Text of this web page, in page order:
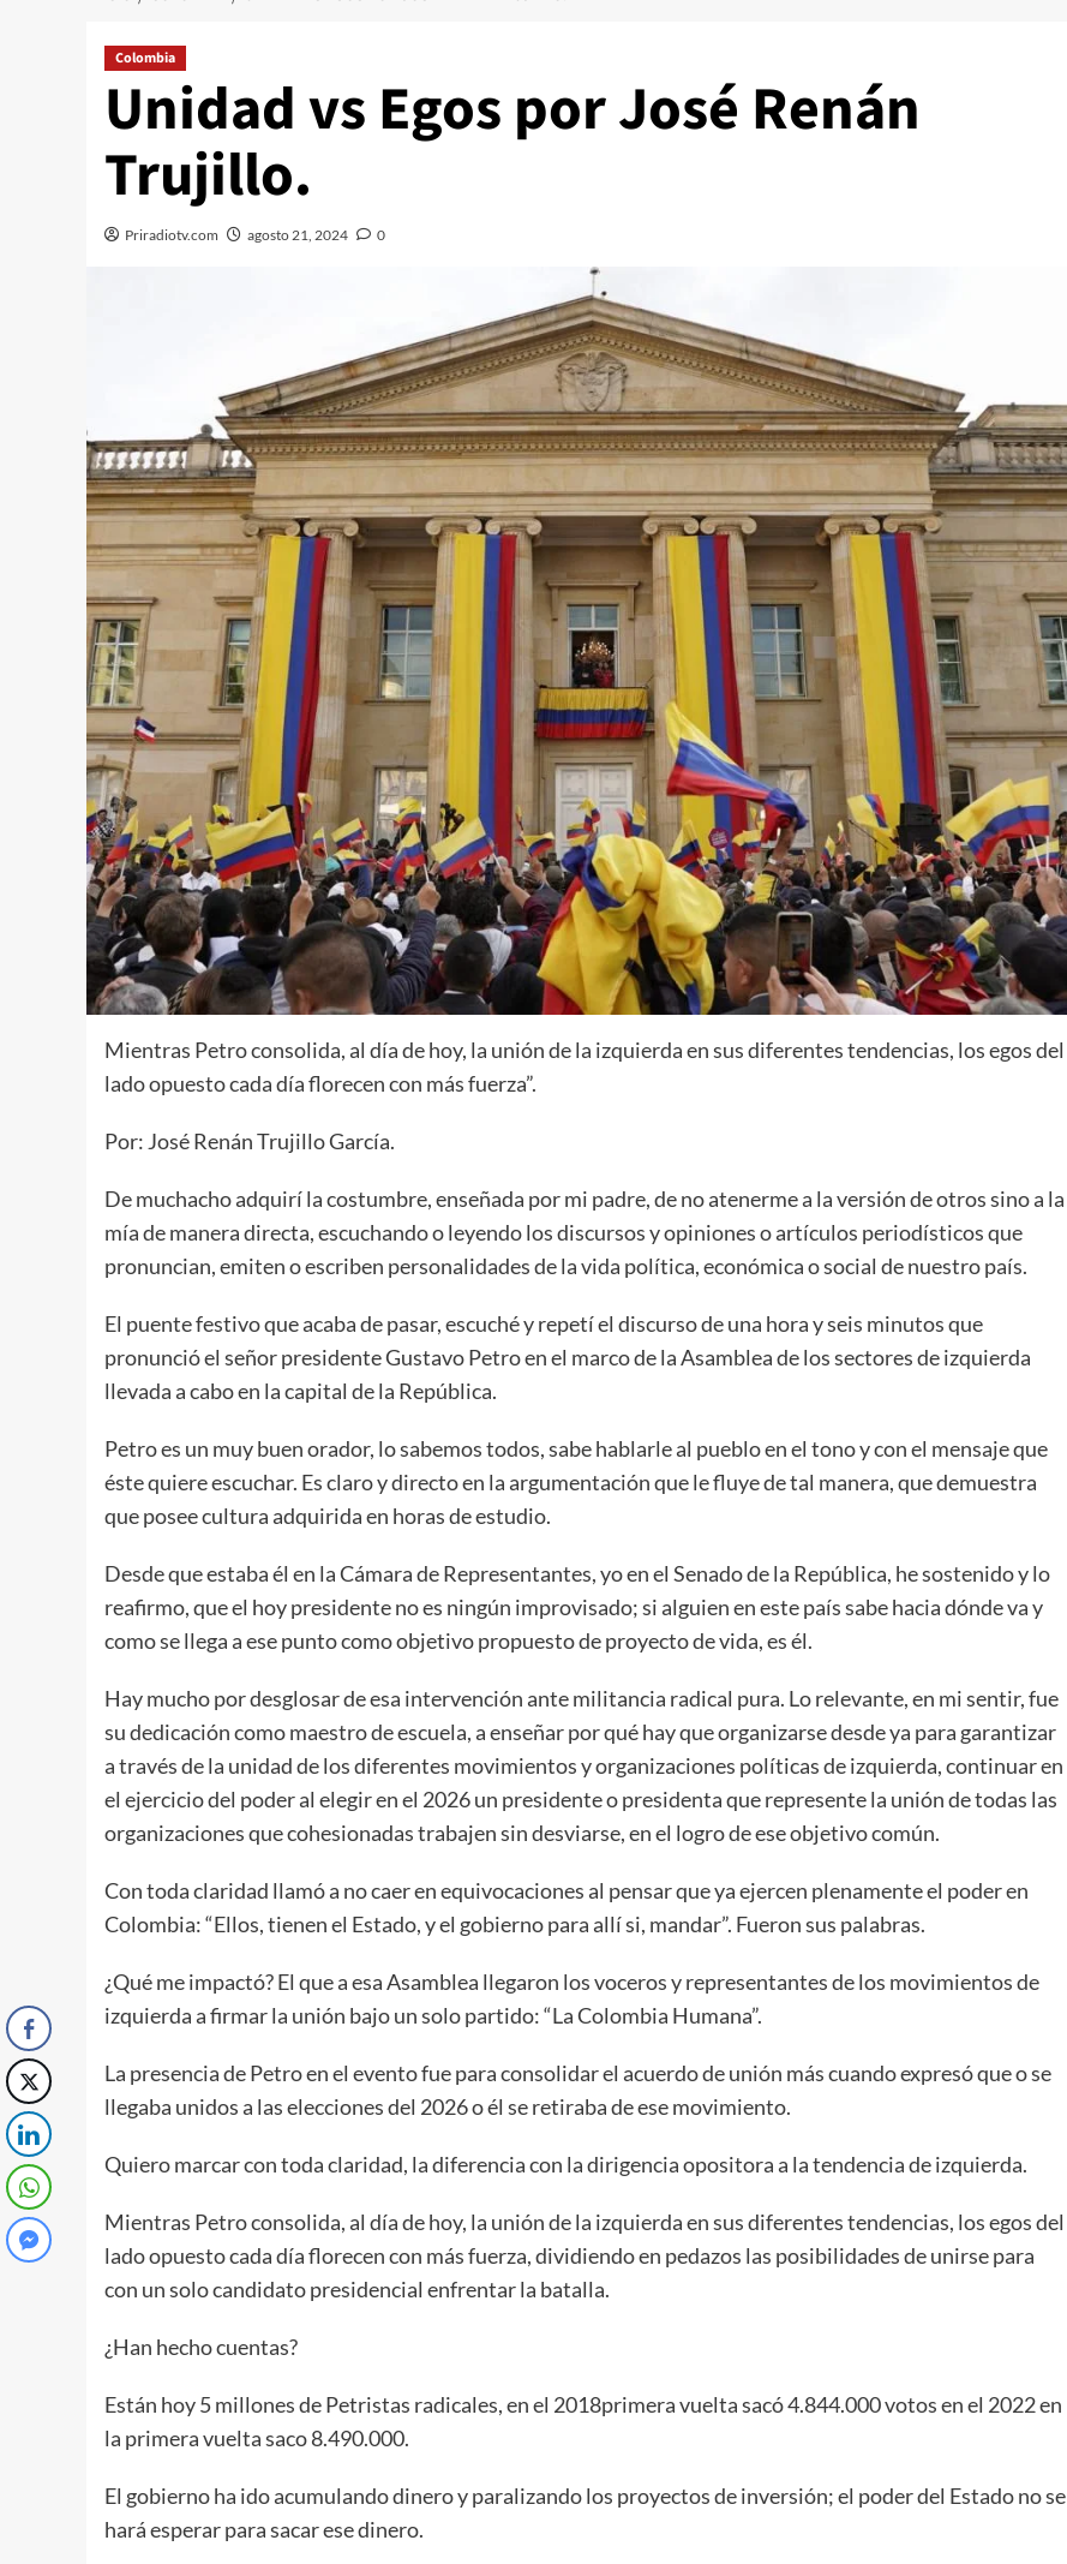
Colombia
Unidad vs Egos por José Renán
Trujillo.
Priradiotv.com agosto 21, 2024 0
Mientras Petro consolida, al día de hoy, la unión de la izquierda en sus diferentes tendencias, los egos del
lado opuesto cada día florecen con más fuerza”.
Por: José Renán Trujillo García.
De muchacho adquirí la costumbre, enseñada por mi padre, de no atenerme a la versión de otros sino a la
mía de manera directa, escuchando o leyendo los discursos y opiniones o artículos periodísticos que
pronuncian, emiten o escriben personalidades de la vida política, económica o social de nuestro país.
El puente festivo que acaba de pasar, escuché y repetí el discurso de una hora y seis minutos que
pronunció el señor presidente Gustavo Petro en el marco de la Asamblea de los sectores de izquierda
llevada a cabo en la capital de la República.
Petro es un muy buen orador, lo sabemos todos, sabe hablarle al pueblo en el tono y con el mensaje que
éste quiere escuchar. Es claro y directo en la argumentación que le fluye de tal manera, que demuestra
que posee cultura adquirida en horas de estudio.
Desde que estaba él en la Cámara de Representantes, yo en el Senado de la República, he sostenido y lo
reafirmo, que el hoy presidente no es ningún improvisado; si alguien en este país sabe hacia dónde va y
como se llega a ese punto como objetivo propuesto de proyecto de vida, es él.
Hay mucho por desglosar de esa intervención ante militancia radical pura. Lo relevante, en mi sentir, fue
su dedicación como maestro de escuela, a enseñar por qué hay que organizarse desde ya para garantizar
a través de la unidad de los diferentes movimientos y organizaciones políticas de izquierda, continuar en
el ejercicio del poder al elegir en el 2026 un presidente o presidenta que represente la unión de todas las
organizaciones que cohesionadas trabajen sin desviarse, en el logro de ese objetivo común.
Con toda claridad llamó a no caer en equivocaciones al pensar que ya ejercen plenamente el poder en
Colombia: “Ellos, tienen el Estado, y el gobierno para allí si, mandar”. Fueron sus palabras.
¿Qué me impactó? El que a esa Asamblea llegaron los voceros y representantes de los movimientos de
izquierda a firmar la unión bajo un solo partido: “La Colombia Humana”.
La presencia de Petro en el evento fue para consolidar el acuerdo de unión más cuando expresó que o se
llegaba unidos a las elecciones del 2026 o él se retiraba de ese movimiento.
Quiero marcar con toda claridad, la diferencia con la dirigencia opositora a la tendencia de izquierda.
Mientras Petro consolida, al día de hoy, la unión de la izquierda en sus diferentes tendencias, los egos del
lado opuesto cada día florecen con más fuerza, dividiendo en pedazos las posibilidades de unirse para
con un solo candidato presidencial enfrentar la batalla.
¿Han hecho cuentas?
Están hoy 5 millones de Petristas radicales, en el 2018primera vuelta sacó 4.844.000 votos en el 2022 en
la primera vuelta saco 8.490.000.
El gobierno ha ido acumulando dinero y paralizando los proyectos de inversión; el poder del Estado no se
hará esperar para sacar ese dinero.